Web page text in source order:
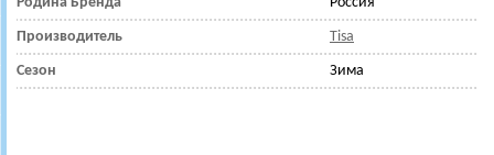
Производитель Tisa
Сезон Зима